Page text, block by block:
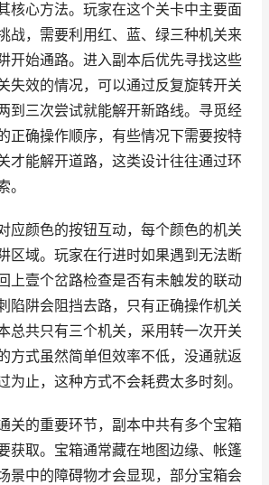
核心方法。玩家在这个关卡中主要面
战，需要利用红、蓝、绿三种机关来
开始通路。进入副本后优先寻找这些
失效的情况，可以通过反复旋转开关
到三次尝试就能解开新路线。寻觅经
正确操作顺序，有些情况下需要按特
才能解开道路，这类设计往往通过环
。
应颜色的按钮互动，每个颜色的机关
区域。玩家在行进时如果遇到无法断
上壹个岔路检查是否有未触发的联动
陷阱会阻挡去路，只有正确操作机关
总共只有三个机关，采用转一次开关
方式虽然简单但效率不低，没通就返
为止，这种方式不会耗费太多时刻。
关的重要环节，副本中共有多个宝箱
获取。宝箱通常藏在地图边缘、帐篷
景中的障碍物才会显现，部分宝箱会